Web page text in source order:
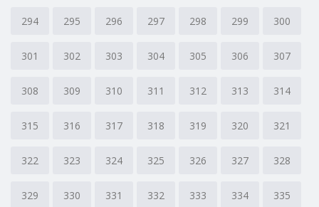
294 295 296 297 298 299 300
301 302 303 304 305 306 307
308 309 310 311 312 313 314
315 316 317 318 319 320 321
322 323 324 325 326 327 328
329 330 331 332 333 334 335